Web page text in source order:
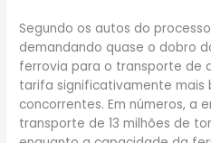
Segundo os autos do
demandando quase o dobro
ferrovia para o transporte de
tarifa significativamente mais
concorrentes. Em números, a
transporte de 13 milhões de